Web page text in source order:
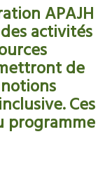
APAJH
activités
de
Ces
programme